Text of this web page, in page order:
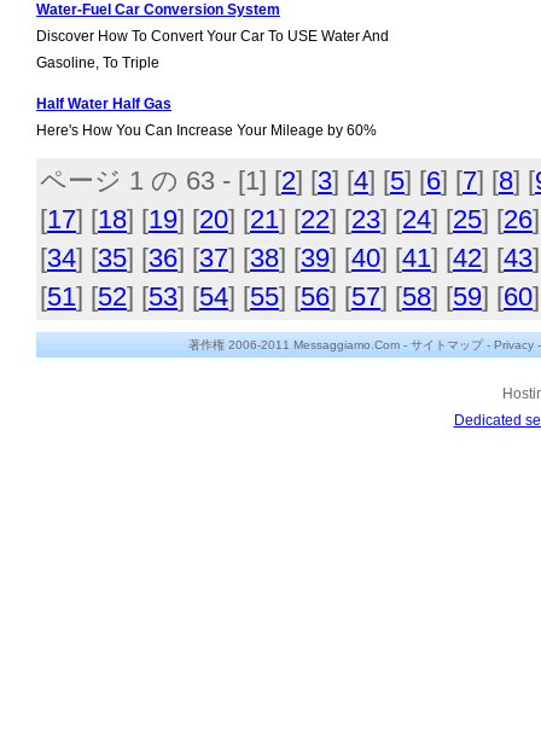
Water-Fuel Car Conversion System
Discover How To Convert Your Car To USE Water And
Gasoline, To Triple
Half Water Half Gas
Here's How You Can Increase Your Mileage by 60%
ページ 1 の 63 - [1] [2] [3] [4] [5] [6] [7] [8] [
[17] [18] [19] [20] [21] [22] [23] [24] [25] [26
[34] [35] [36] [37] [38] [39] [40] [41] [42] [43
[51] [52] [53] [54] [55] [56] [57] [58] [59] [60
著作権 2006-2011 Messaggiamo.Com - サイトマップ- Privacy
Dedicated